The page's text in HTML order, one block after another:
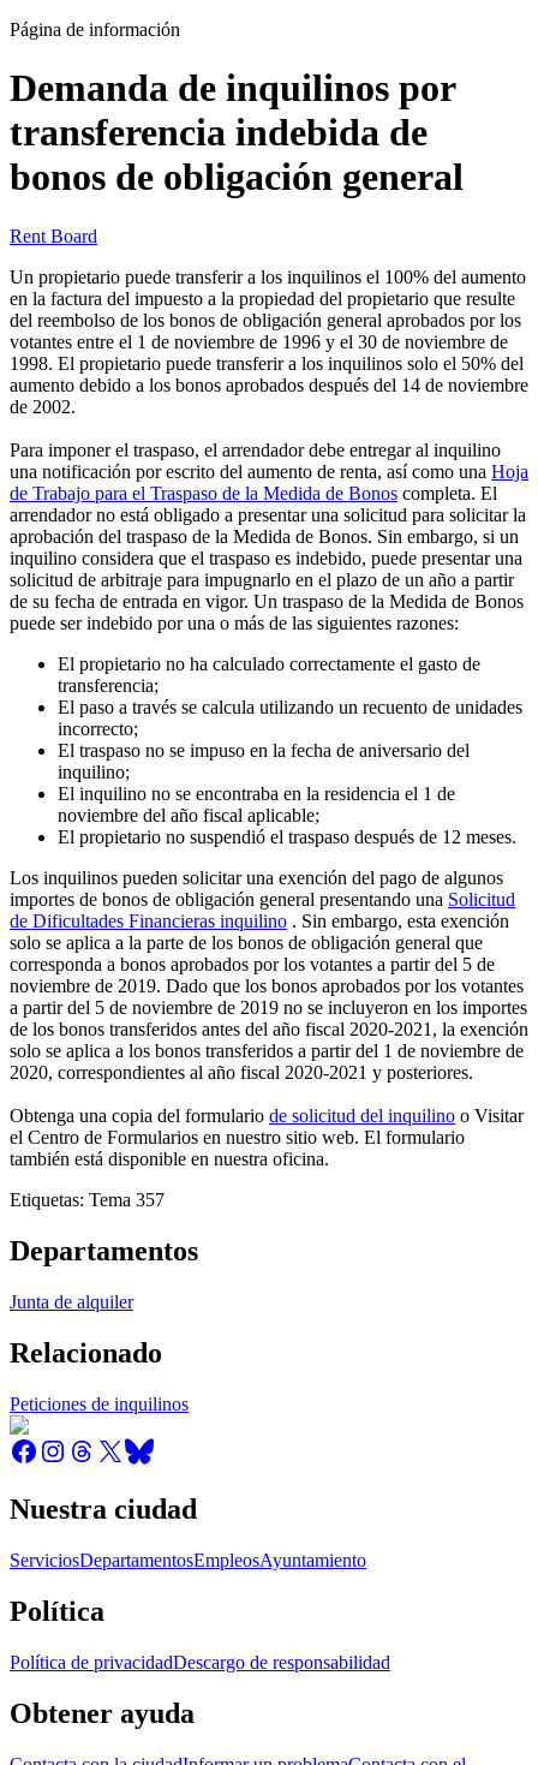
Página de información
Demanda de inquilinos por
transferencia indebida de
bonos de obligación general
Rent Board
Un propietario puede transferir a los inquilinos el 100% del aumento
en la factura del impuesto a la propiedad del propietario que resulte
del reembolso de los bonos de obligación general aprobados por los
votantes entre el 1 de noviembre de 1996 y el 30 de noviembre de
1998. El propietario puede transferir a los inquilinos solo el 50% del
aumento debido a los bonos aprobados después del 14 de noviembre
de 2002.
Para imponer el traspaso, el arrendador debe entregar al inquilino
una notificación por escrito del aumento de renta, así como una Hoja
de Trabajo para el Traspaso de la Medida de Bonos completa. El
arrendador no está obligado a presentar una solicitud para solicitar la
aprobación del traspaso de la Medida de Bonos. Sin embargo, si un
inquilino considera que el traspaso es indebido, puede presentar una
solicitud de arbitraje para impugnarlo en el plazo de un año a partir
de su fecha de entrada en vigor. Un traspaso de la Medida de Bonos
puede ser indebido por una o más de las siguientes razones:
El propietario no ha calculado correctamente el gasto de
transferencia;
El paso a través se calcula utilizando un recuento de unidades
incorrecto;
El traspaso no se impuso en la fecha de aniversario del
inquilino;
El inquilino no se encontraba en la residencia el 1 de
noviembre del año fiscal aplicable;
El propietario no suspendió el traspaso después de 12 meses.
Los inquilinos pueden solicitar una exención del pago de algunos
importes de bonos de obligación general presentando una Solicitud
de Dificultades Financieras inquilino . Sin embargo, esta exención
solo se aplica a la parte de los bonos de obligación general que
corresponda a bonos aprobados por los votantes a partir del 5 de
noviembre de 2019. Dado que los bonos aprobados por los votantes
a partir del 5 de noviembre de 2019 no se incluyeron en los importes
de los bonos transferidos antes del año fiscal 2020-2021, la exención
solo se aplica a los bonos transferidos a partir del 1 de noviembre de
2020, correspondientes al año fiscal 2020-2021 y posteriores.
Obtenga una copia del formulario de solicitud del inquilino o Visitar
el Centro de Formularios en nuestro sitio web. El formulario
también está disponible en nuestra oficina.
Etiquetas: Tema 357
Departamentos
Junta de alquiler
Relacionado
Peticiones de inquilinos
Nuestra ciudad
ServiciosDepartamentosEmpleosAyuntamiento
Política
Política de privacidadDescargo de responsabilidad
Obtener ayuda